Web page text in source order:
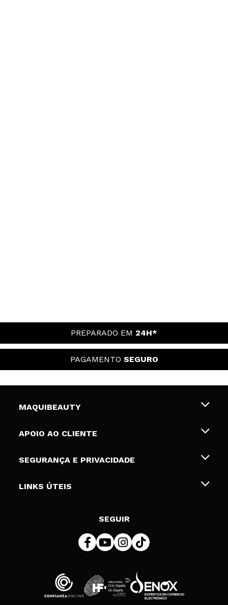
PREPARADO EM 24H*
PAGAMENTO SEGURO
MAQUIBEAUTY
Sobre nós
Gift Cards
APOIO AO CLIENTE
Envios e Devoluções
Formas de pagamento
SEGURANÇA E PRIVACIDADE
Termos e Privacidade
LINKS ÚTEIS
SEGUIR